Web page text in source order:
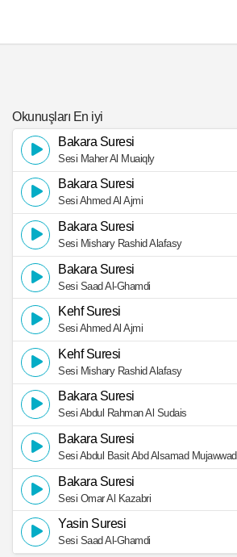
Okunuşları En iyi
Bakara Suresi
Sesi Maher Al Muaiqly
Bakara Suresi
Sesi Ahmed Al Ajmi
Bakara Suresi
Sesi Mishary Rashid Alafasy
Bakara Suresi
Sesi Saad Al-Ghamdi
Kehf Suresi
Sesi Ahmed Al Ajmi
Kehf Suresi
Sesi Mishary Rashid Alafasy
Bakara Suresi
Sesi Abdul Rahman Al Sudais
Bakara Suresi
Sesi Abdul Basit Abd Alsamad Mujawwad
Bakara Suresi
Sesi Omar Al Kazabri
Yasin Suresi
Sesi Saad Al-Ghamdi